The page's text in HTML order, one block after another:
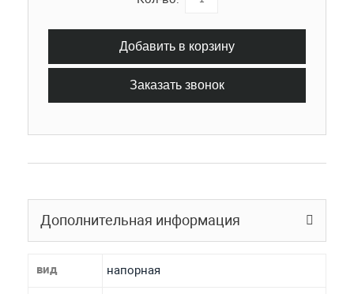
Добавить в корзину
Заказать звонок
Дополнительная информация
вид напорная